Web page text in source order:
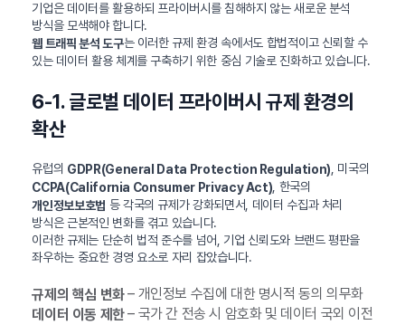
기업은 데이터를 활용하되 프라이버시를 침해하지 않는 새로운 분석
방식을 모색해야 합니다.
웹 트래픽 분석 도구는 이러한 규제 환경 속에서도 합법적이고 신뢰할 수
있는 데이터 활용 체계를 구축하기 위한 중심 기술로 진화하고 있습니다.
6-1. 글로벌 데이터 프라이버시 규제 환경의
확산
유럽의 GDPR(General Data Protection Regulation) , 미국의
CCPA(California Consumer Privacy Act) , 한국의
개인정보보호법 등 각국의 규제가 강화되면서, 데이터 수집과 처리
방식은 근본적인 변화를 겪고 있습니다.
이러한 규제는 단순히 법적 준수를 넘어, 기업 신뢰도와 브랜드 평판을
좌우하는 중요한 경영 요소로 자리 잡았습니다.
규제의 핵심 변화– 개인정보 수집에 대한 명시적 동의 의무화
데이터 이동 제한– 국가 간 전송 시 암호화 및 데이터 국외 이전